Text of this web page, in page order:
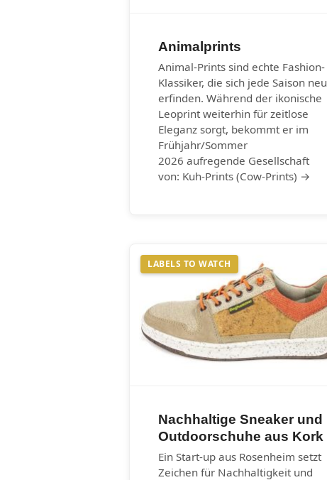
Animalprints
Animal-Prints sind echte Fashion-
Klassiker, die sich jede Saison neu
erfinden. Während der ikonische
Leoprint weiterhin für zeitlose
Eleganz sorgt, bekommt er im
Frühjahr/Sommer
2026 aufregende Gesellschaft
von: Kuh-Prints (Cow-Prints) →
LABELS TO WATCH
Nachhaltige Sneaker und
Outdoorschuhe aus Kork
Ein Start-up aus Rosenheim setzt
Zeichen für Nachhaltigkeit und